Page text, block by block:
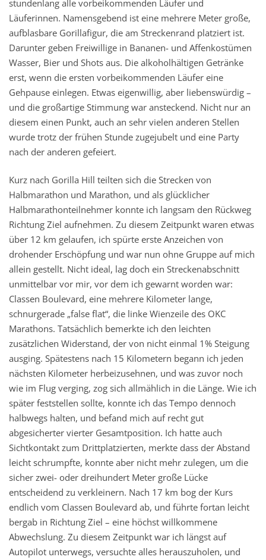
stundenlang alle vorbeikommenden Läufer und
Läuferinnen. Namensgebend ist eine mehrere Meter große,
aufblasbare Gorillafigur, die am Streckenrand platziert ist.
Darunter geben Freiwillige in Bananen- und Affenkostümen
Wasser, Bier und Shots aus. Die alkoholhältigen Getränke
erst, wenn die ersten vorbeikommenden Läufer eine
Gehpause einlegen. Etwas eigenwillig, aber liebenswürdig –
und die großartige Stimmung war ansteckend. Nicht nur an
diesem einen Punkt, auch an sehr vielen anderen Stellen
wurde trotz der frühen Stunde zugejubelt und eine Party
nach der anderen gefeiert.
Kurz nach Gorilla Hill teilten sich die Strecken von
Halbmarathon und Marathon, und als glücklicher
Halbmarathonteilnehmer konnte ich langsam den Rückweg
Richtung Ziel aufnehmen. Zu diesem Zeitpunkt waren etwas
über 12 km gelaufen, ich spürte erste Anzeichen von
drohender Erschöpfung und war nun ohne Gruppe auf mich
allein gestellt. Nicht ideal, lag doch ein Streckenabschnitt
unmittelbar vor mir, vor dem ich gewarnt worden war:
Classen Boulevard, eine mehrere Kilometer lange,
schnurgerade „false flat“, die linke Wienzeile des OKC
Marathons. Tatsächlich bemerkte ich den leichten
zusätzlichen Widerstand, der von nicht einmal 1% Steigung
ausging. Spätestens nach 15 Kilometern begann ich jeden
nächsten Kilometer herbeizusehnen, und was zuvor noch
wie im Flug verging, zog sich allmählich in die Länge. Wie ich
später feststellen sollte, konnte ich das Tempo dennoch
halbwegs halten, und befand mich auf recht gut
abgesicherter vierter Gesamtposition. Ich hatte auch
Sichtkontakt zum Drittplatzierten, merkte dass der Abstand
leicht schrumpfte, konnte aber nicht mehr zulegen, um die
sicher zwei- oder dreihundert Meter große Lücke
entscheidend zu verkleinern. Nach 17 km bog der Kurs
endlich vom Classen Boulevard ab, und führte fortan leicht
bergab in Richtung Ziel – eine höchst willkommene
Abwechslung. Zu diesem Zeitpunkt war ich längst auf
Autopilot unterwegs, versuchte alles herauszuholen, und